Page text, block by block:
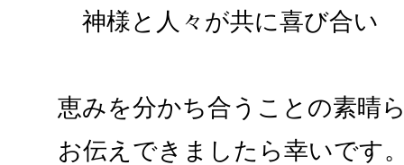
神様と人々が共に喜び合い
恵みを分かち合うことの素晴
お伝えできましたら幸いです